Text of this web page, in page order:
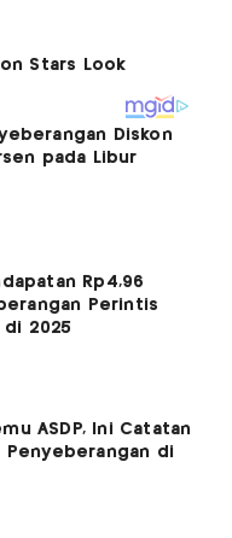
Diskon
pada Libur
Rp4,96
Perintis
di 2025
ASDP, Ini Catatan
Penyeberangan di